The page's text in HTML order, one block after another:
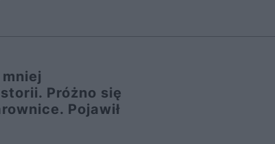
Próżno się
Pojawił